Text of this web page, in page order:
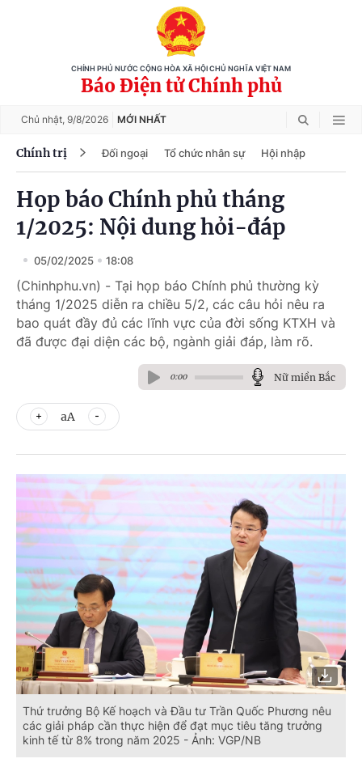
CHÍNH PHỦ NƯỚC CỘNG HÒA XÃ HỘI CHỦ NGHĨA VIỆT NAM
Báo Điện tử Chính phủ
Chủ nhật, 9/8/2026 MỚI NHẤT
Chính trị Đối ngoại Tổ chức nhân sự Hội nhập
Họp báo Chính phủ tháng
1/2025: Nội dung hỏi-đáp
05/02/2025 18:08
(Chinhphu.vn) - Tại họp báo Chính phủ thường kỳ
tháng 1/2025 diễn ra chiều 5/2, các câu hỏi nêu ra
bao quát đầy đủ các lĩnh vực của đời sống KTXH và
đã được đại diện các bộ, ngành giải đáp, làm rõ.
0:00 Nữ miền Bắc
aA
Thứ trưởng Bộ Kế hoạch và Đầu tư Trần Quốc Phương nêu
các giải pháp cần thực hiện để đạt mục tiêu tăng trưởng
kinh tế từ 8% trong năm 2025 - Ảnh: VGP/NB